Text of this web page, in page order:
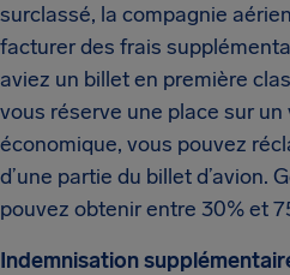
surclassé, la compagnie
facturer des frais
aviez un billet en première
vous réserve une place sur
économique, vous pouvez
d’une partie du billet d’avion.
pouvez obtenir entre 30% et
Indemnisation